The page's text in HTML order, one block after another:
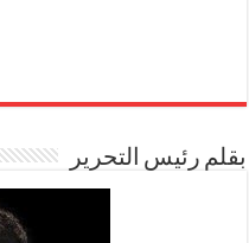
بقلم رئيس التحرير